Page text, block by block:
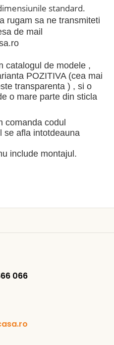
standard.
rugam sa ne transmiteti
de mail
catalogul de modele ,
POZITIVA (cea mai
transparenta ) , si o
o mare parte din sticla
comanda codul
se afla intotdeauna
include montajul.
066